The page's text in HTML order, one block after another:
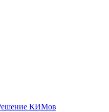
КИМов